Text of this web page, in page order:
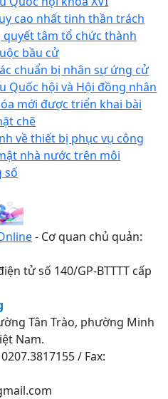
cao nhất tinh thần trách
quyết tâm tổ chức thành
bầu cử
chuẩn bị nhân sự ứng cử
Quốc hội và Hội đồng nhân
mới được triển khai bài
chẽ
về thiết bị phục vụ công
nhà nước trên môi
số
- Cơ quan chủ quản:
tử số 140/GP-BTTTT cấp
Tân Trào, phường Minh
Nam.
/ Fax: